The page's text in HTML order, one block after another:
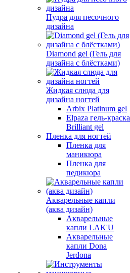
Пудра для песочного
дизайна
Diamond gel (Гель для
дизайна с блёстками)
Жидкая слюда для
дизайна ногтей
Arbix Platinum gel
Elpaza гель-краска
Brilliant gel
Пленка для ногтей
Пленка для
маникюра
Пленка для
педикюра
Акварельные капли
(аква дизайн)
Акварельные
капли LAK'U
Акварельные
капли Dona
Jerdona